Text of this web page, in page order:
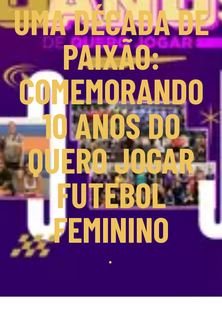
UMA DÉCADA DE
PAIXÃO:
COMEMORANDO
10 ANOS DO
QUERO JOGAR
FUTEBOL
FEMININO